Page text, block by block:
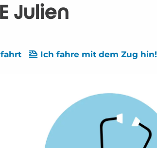
Julien
Ich fahre mit dem Zug hin!